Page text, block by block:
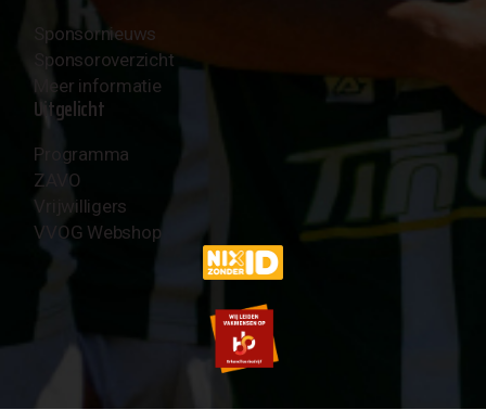
Sponsornieuws
Sponsoroverzicht
Meer informatie
Uitgelicht
Programma
ZAVO
Vrijwilligers
VVOG Webshop